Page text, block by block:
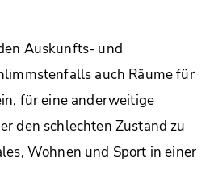
Auskunfts- und
auch Räume für
für eine anderweitige
den schlechten Zustand zu
Wohnen und Sport in einer